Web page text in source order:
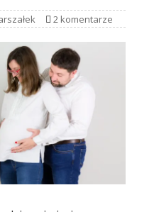
2 komentarze